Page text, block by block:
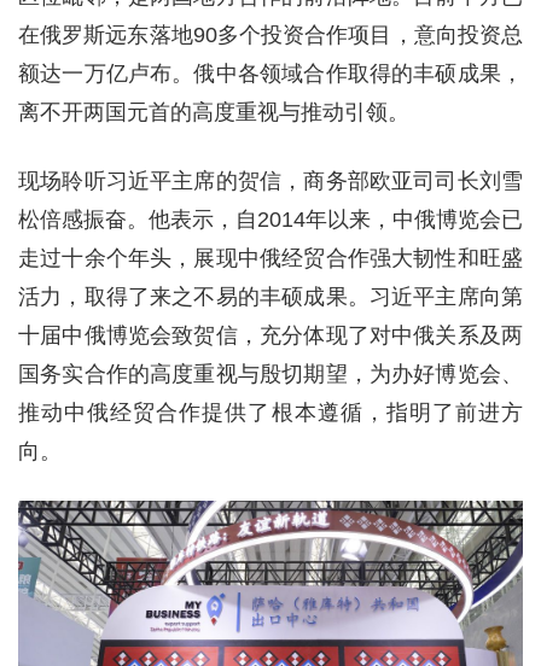
在俄罗斯远东落地90多个投资合作项目，意向投资总
额达一万亿卢布。俄中各领域合作取得的丰硕成果，
离不开两国元首的高度重视与推动引领。
现场聆听习近平主席的贺信，商务部欧亚司司长刘雪
松倍感振奋。他表示，自2014年以来，中俄博览会已
走过十余个年头，展现中俄经贸合作强大韧性和旺盛
活力，取得了来之不易的丰硕成果。习近平主席向第
十届中俄博览会致贺信，充分体现了对中俄关系及两
国务实合作的高度重视与殷切期望，为办好博览会、
推动中俄经贸合作提供了根本遵循，指明了前进方
向。